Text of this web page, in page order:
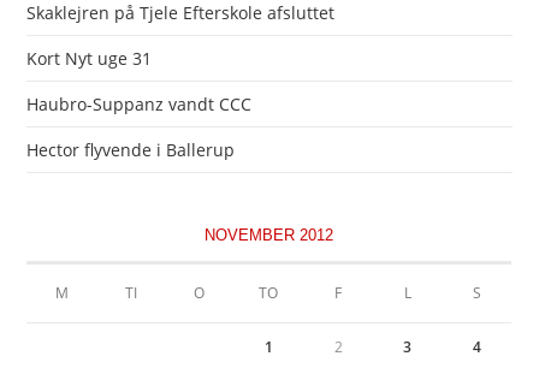
Skaklejren på Tjele Efterskole afsluttet
Kort Nyt uge 31
Haubro-Suppanz vandt CCC
Hector flyvende i Ballerup
NOVEMBER 2012
M TI O TO F L S
1 2 3 4